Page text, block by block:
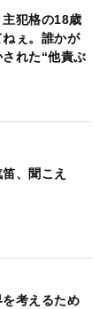
主犯格の18歳
ぇ。誰かが
れた“他責ぶ
、聞こえ
考えるため